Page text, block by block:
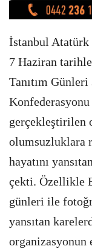
İstanbul Atatürk
7 Haziran
Tanıtım
gerçekleştirilen
olumsuzluklara
hayatını
çekti. Özellikle
günleri ile
yansıtan
organizasyonun